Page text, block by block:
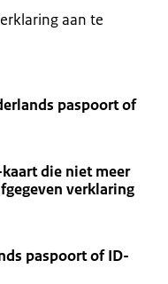
aan te
paspoort of
die niet meer
verklaring
paspoort of ID-